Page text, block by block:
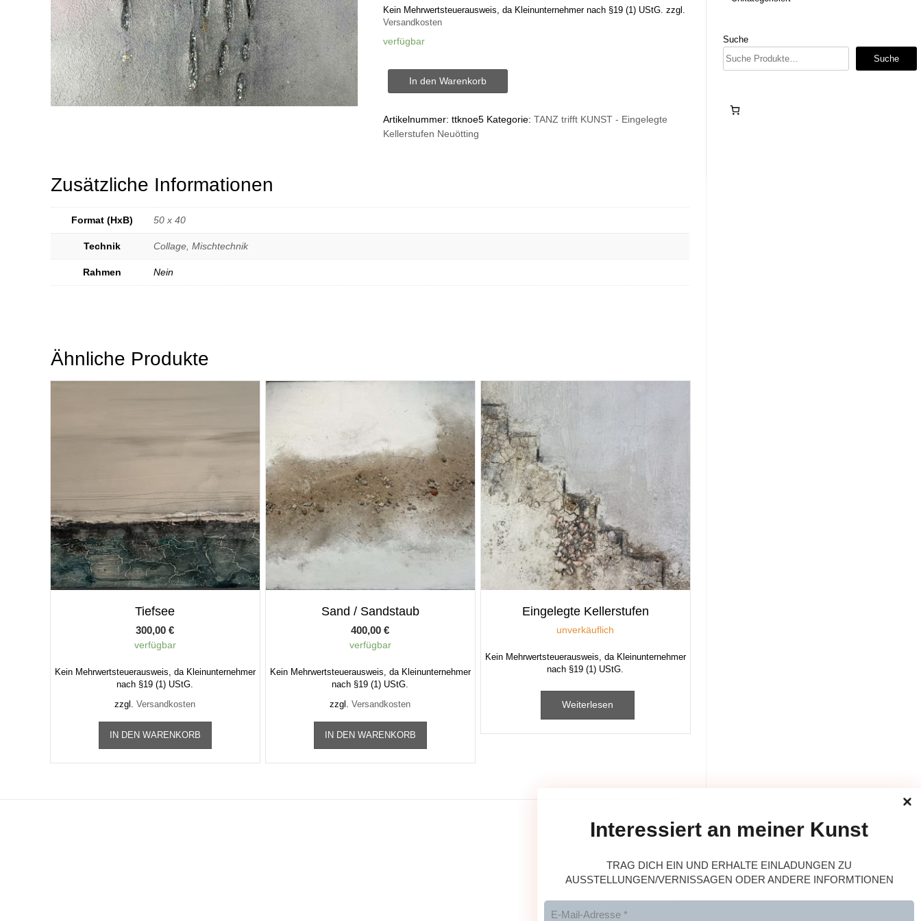
Kein Mehrwertsteuerausweis, da Kleinunternehmer nach §19 (1) UStG. zzgl.
Versandkosten
verfügbar
Diamant
Menge
In den Warenkorb
Artikelnummer:ttknoe5 Kategorie:TANZ trifft KUNST - Eingelegte
Kellerstufen Neuötting
Zusätzliche Informationen
Format (HxB) 50 x 40
Technik Collage, Mischtechnik
Rahmen Nein
Ähnliche Produkte
Tiefsee
300,00€
verfügbar
Kein Mehrwertsteuerausweis, da Kleinunternehmer
nach §19 (1) UStG.
zzgl.Versandkosten
IN DEN WARENKORB
Sand / Sandstaub
400,00€
verfügbar
Kein Mehrwertsteuerausweis, da Kleinunternehmer
nach §19 (1) UStG.
zzgl.Versandkosten
IN DEN WARENKORB
Eingelegte Kellerstufen
unverkäuflich
Kein Mehrwertsteuerausweis, da Kleinunternehmer
nach §19 (1) UStG.
Weiterlesen
Suche
Suche
Interessiert an meiner Kunst
AUSSTELLUNGEN/VERNISSAGEN ODER ANDERE INFORMTIONEN